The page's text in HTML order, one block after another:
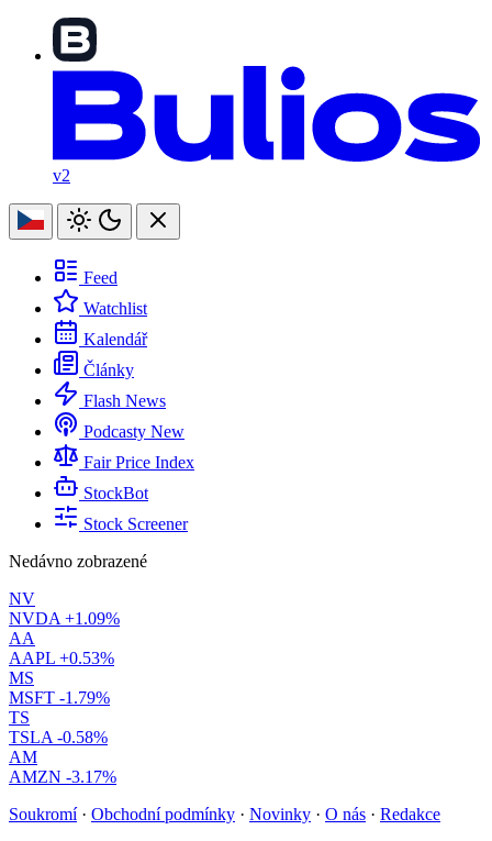
v2
Feed
Watchlist
Kalendář
Články
Flash News
Podcasty New
Fair Price Index
StockBot
Stock Screener
Nedávno zobrazené
NV
NVDA +1.09%
AA
AAPL +0.53%
MS
MSFT -1.79%
TS
TSLA -0.58%
AM
AMZN -3.17%
Soukromí · Obchodní podmínky · Novinky · O nás · Redakce